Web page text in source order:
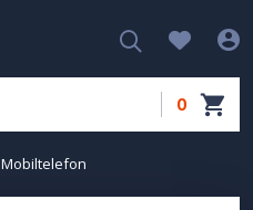
0
Mobiltelefon